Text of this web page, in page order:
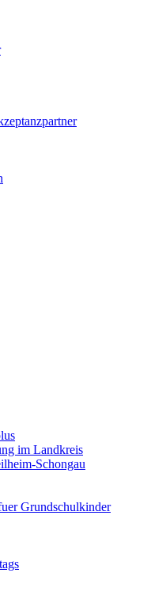
im Landkreis
Schongau
Grundschulkinder